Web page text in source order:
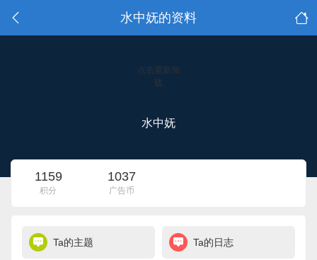
水中妩的资料
点击重新加
载
水中妩
1159
积分
1037
广告币
Ta的主题 Ta的日志